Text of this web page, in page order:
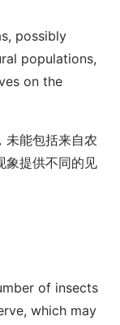
possibly
populations,
on the
未能包括来自农
象提供不同的见
of insects
which may